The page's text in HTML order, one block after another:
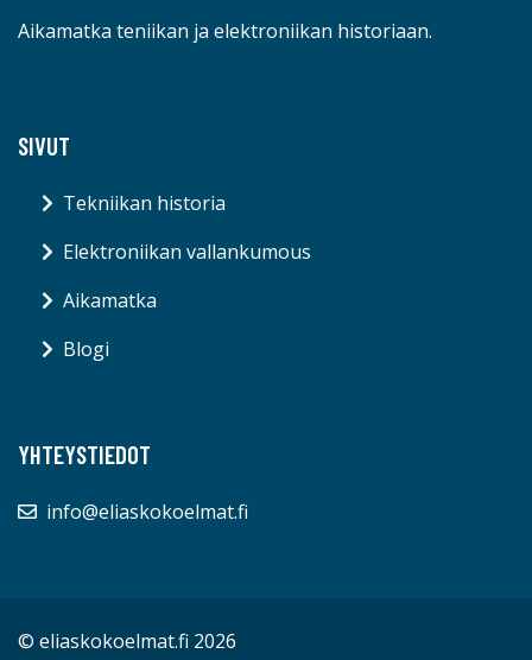
Aikamatka teniikan ja elektroniikan historiaan.
SIVUT
Tekniikan historia
Elektroniikan vallankumous
Aikamatka
Blogi
YHTEYSTIEDOT
info@eliaskokoelmat.fi
© eliaskokoelmat.fi 2026